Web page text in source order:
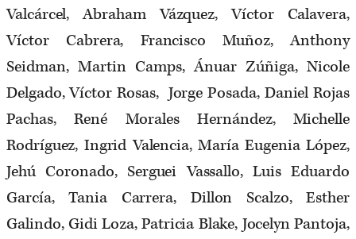
Valcárcel, Abraham Vázquez, Víctor Calavera,
Víctor Cabrera, Francisco Muñoz, Anthony
Seidman, Martin Camps, Ánuar Zúñiga, Nicole
Delgado, Víctor Rosas, Jorge Posada, Daniel Rojas
Pachas, René Morales Hernández, Michelle
Rodríguez, Ingrid Valencia, María Eugenia López,
Jehú Coronado, Serguei Vassallo, Luis Eduardo
García, Tania Carrera, Dillon Scalzo, Esther
Galindo, Gidi Loza, Patricia Blake, Jocelyn Pantoja,